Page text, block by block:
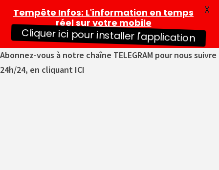
Abonnez-vous à notre chaîne TELEGRAM pour nous suivre
24h/24, en cliquant ICI
Tempête Infos: L'information en temps
réel sur votre mobile
Cliquer ici pour installer l'application
X